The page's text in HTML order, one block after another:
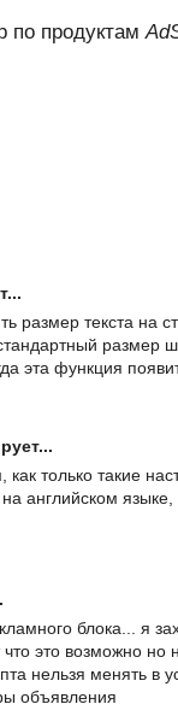
продуктам
размер текста на
размер
эта функция
только такие
английском
блока... я
это возможно но
нельзя менять в
объявления